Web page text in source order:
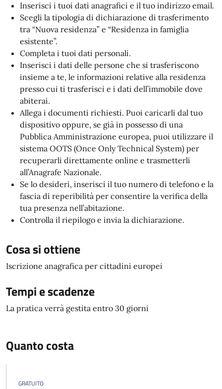
Inserisci i tuoi dati anagrafici e il tuo indirizzo email.
Scegli la tipologia di dichiarazione di trasferimento
tra “Nuova residenza” e “Residenza in famiglia
esistente”.
Completa i tuoi dati personali.
Inserisci i dati delle persone che si trasferiscono
insieme a te, le informazioni relative alla residenza
presso cui ti trasferisci e i dati dell’immobile dove
abiterai.
Allega i documenti richiesti. Puoi caricarli dal tuo
dispositivo oppure, se già in possesso di una
Pubblica Amministrazione europea, puoi utilizzare il
sistema OOTS (Once Only Technical System) per
recuperarli direttamente online e trasmetterli
all’Anagrafe Nazionale.
Se lo desideri, inserisci il tuo numero di telefono e la
fascia di reperibilità per consentire la verifica della
tua presenza nell’abitazione.
Controlla il riepilogo e invia la dichiarazione.
Cosa si ottiene
Iscrizione anagrafica per cittadini europei
Tempi e scadenze
La pratica verrà gestita entro 30 giorni
Quanto costa
GRATUITO